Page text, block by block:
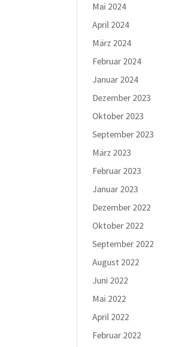
Mai 2024
April 2024
März 2024
Februar 2024
Januar 2024
Dezember 2023
Oktober 2023
September 2023
März 2023
Februar 2023
Januar 2023
Dezember 2022
Oktober 2022
September 2022
August 2022
Juni 2022
Mai 2022
April 2022
Februar 2022